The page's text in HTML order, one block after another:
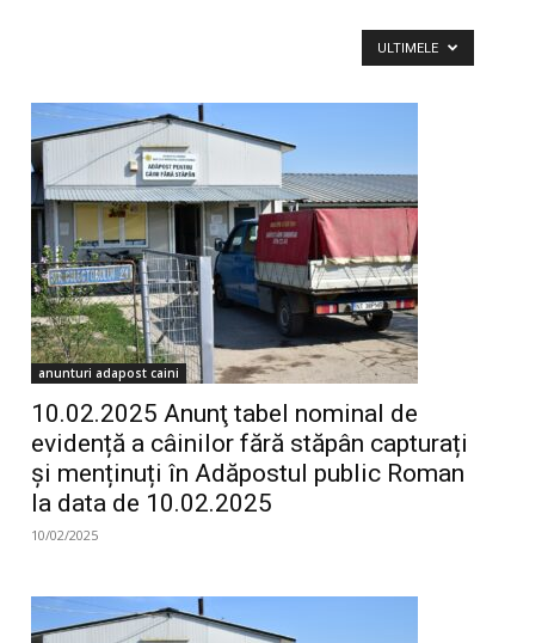
ULTIMELE
anunturi adapost caini
10.02.2025 Anunţ tabel nominal de
evidență a câinilor fără stăpân capturați
și menținuți în Adăpostul public Roman
la data de 10.02.2025
10/02/2025